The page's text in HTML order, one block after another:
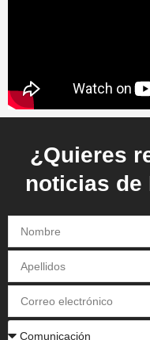
¿Quieres
noticias de